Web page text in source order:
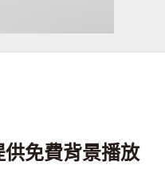
播放功能！不用升級
免費背景播放